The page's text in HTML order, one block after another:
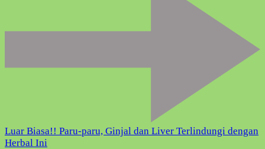
Luar Biasa!! Paru-paru, Ginjal dan Liver Terlindungi dengan
Herbal Ini